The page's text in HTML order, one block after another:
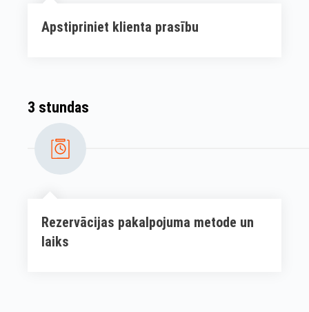
Apstipriniet klienta prasību
3 stundas
Rezervācijas pakalpojuma metode un
laiks